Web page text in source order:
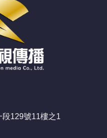
129號11樓之1